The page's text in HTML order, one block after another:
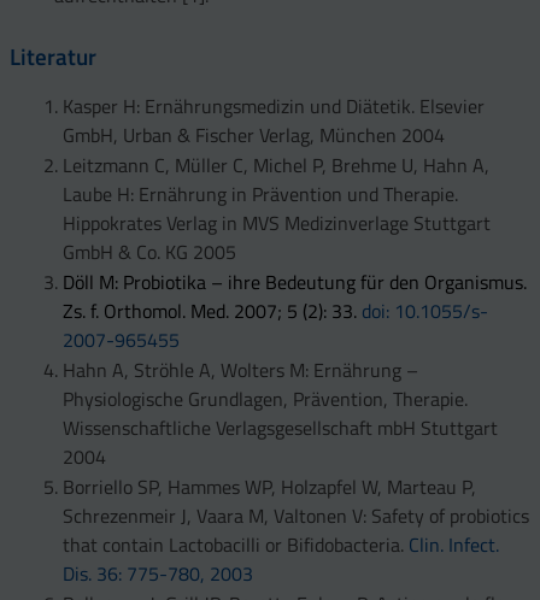
Literatur
Kasper H: Ernährungsmedizin und Diätetik. Elsevier
GmbH, Urban & Fischer Verlag, München 2004
Leitzmann C, Müller C, Michel P, Brehme U, Hahn A,
Laube H: Ernährung in Prävention und Therapie.
Hippokrates Verlag in MVS Medizinverlage Stuttgart
GmbH & Co. KG 2005
Döll M: Probiotika – ihre Bedeutung für den Organismus.
Zs. f. Orthomol. Med. 2007; 5 (2): 33. doi: 10.1055/s-
2007-965455
Hahn A, Ströhle A, Wolters M: Ernährung –
Physiologische Grundlagen, Prävention, Therapie.
Wissenschaftliche Verlagsgesellschaft mbH Stuttgart
2004
Borriello SP, Hammes WP, Holzapfel W, Marteau P,
Schrezenmeir J, Vaara M, Valtonen V: Safety of probiotics
that contain Lactobacilli or Bifidobacteria. Clin. Infect.
Dis. 36: 775-780, 2003